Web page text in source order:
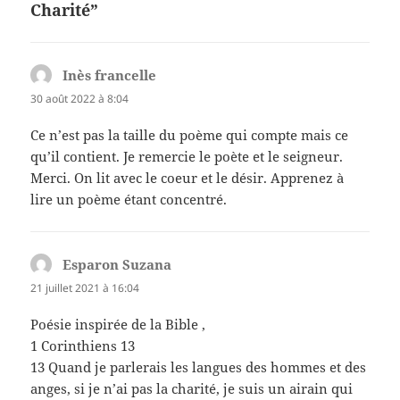
Charité”
Inès francelle
30 août 2022 à 8:04
Ce n’est pas la taille du poème qui compte mais ce
qu’il contient. Je remercie le poète et le seigneur.
Merci. On lit avec le coeur et le désir. Apprenez à
lire un poème étant concentré.
Esparon Suzana
21 juillet 2021 à 16:04
Poésie inspirée de la Bible ,
1 Corinthiens 13
13 Quand je parlerais les langues des hommes et des
anges, si je n’ai pas la charité, je suis un airain qui